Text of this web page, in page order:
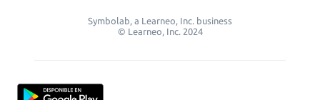
Symbolab, a Learneo, Inc. business
© Learneo, Inc. 2024